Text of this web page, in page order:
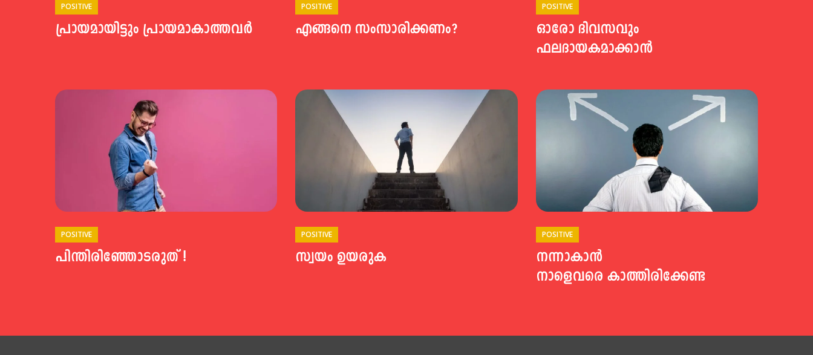
POSITIVE
പ്രായമായിട്ടും പ്രായമാകാത്തവർ
POSITIVE
എങ്ങനെ സംസാരിക്കണം?
POSITIVE
ഓരോ ദിവസവും
ഫലദായകമാക്കാൻ
POSITIVE
പിന്തിരിഞ്ഞോടരുത് !
POSITIVE
സ്വയം ഉയരുക
POSITIVE
നന്നാകാൻ
നാളെവരെ കാത്തിരിക്കേണ്ട